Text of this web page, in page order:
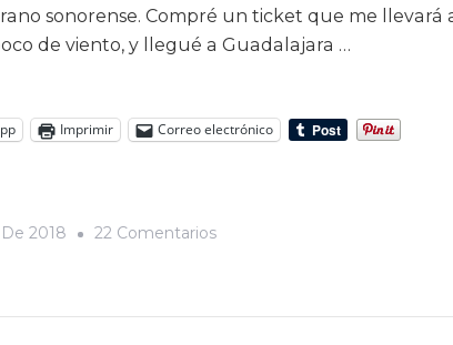
sonorense. Compré un ticket que me llevará
de viento, y llegué a Guadalajara …
Imprimir Correo electrónico
2018 22 ComentariosEn